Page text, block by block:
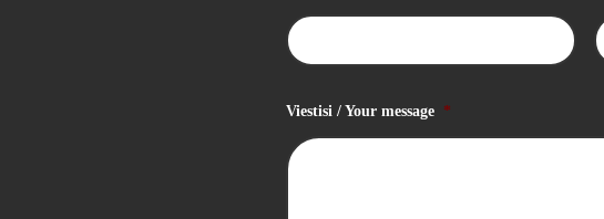
Viestisi / Your message *